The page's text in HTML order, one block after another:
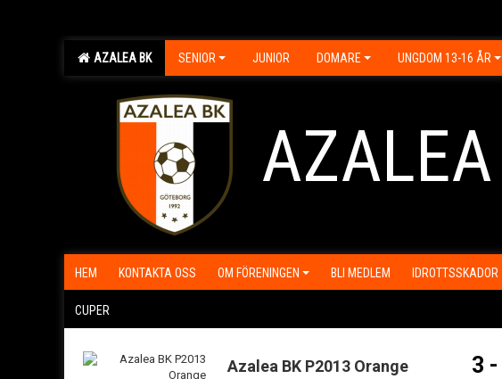
AZALEA BK SENIOR JUNIOR DOMARE UNGDOM 13-16 ÅR
HEM KONTAKTA OSS OM FÖRENINGEN BLI MEDLEM IDROTTSSKADOR
CUPER
Azalea BK P2013 Orange 3